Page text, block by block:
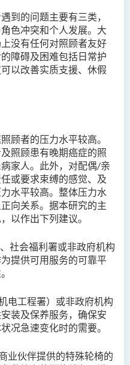
到的问题主要有三类，
色冲突和个人发展。大
没有任何对照顾者友好
障碍及困难包括日常护
以改善实质支援、休假
顾者的压力水平较高。
照顾患有晚期癌症的照
家人。此外，对配偶/亲
或要求束缚的感觉、及
水平较高。整体压力水
向关系。据本研究的主
以作出下列建议。
社会福利署或非政府机构
提供可用服务的可靠平
电工程署） 或非政府机构
装及保养服务，确保安
况急速变化时的需要。
业伙伴提供的特殊轮椅的